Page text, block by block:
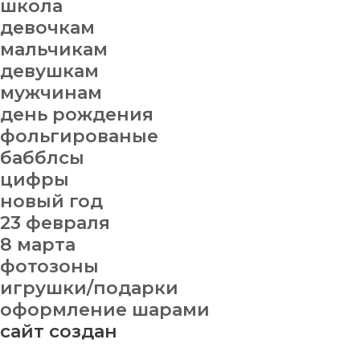
школа
девочкам
мальчикам
девушкам
мужчинам
день рождения
фольгированые
бабблсы
цифры
новый год
23 февраля
8 марта
фотозоны
игрушки/подарки
оформление шарами
сайт создан